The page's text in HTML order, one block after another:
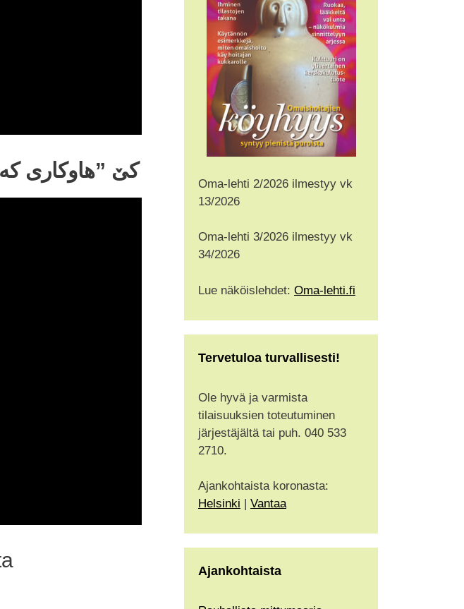
کێ ”هاوکاری
Oma-lehti 2/2026 ilmestyy vk
13/2026
Oma-lehti 3/2026 ilmestyy vk
34/2026
Lue näköislehdet: Oma-lehti.fi
Tervetuloa turvallisesti!
Ole hyvä ja varmista
tilaisuuksien toteutuminen
järjestäjältä tai puh. 040 533
2710.
Ajankohtaista koronasta:
Helsinki | Vantaa
Ajankohtaista